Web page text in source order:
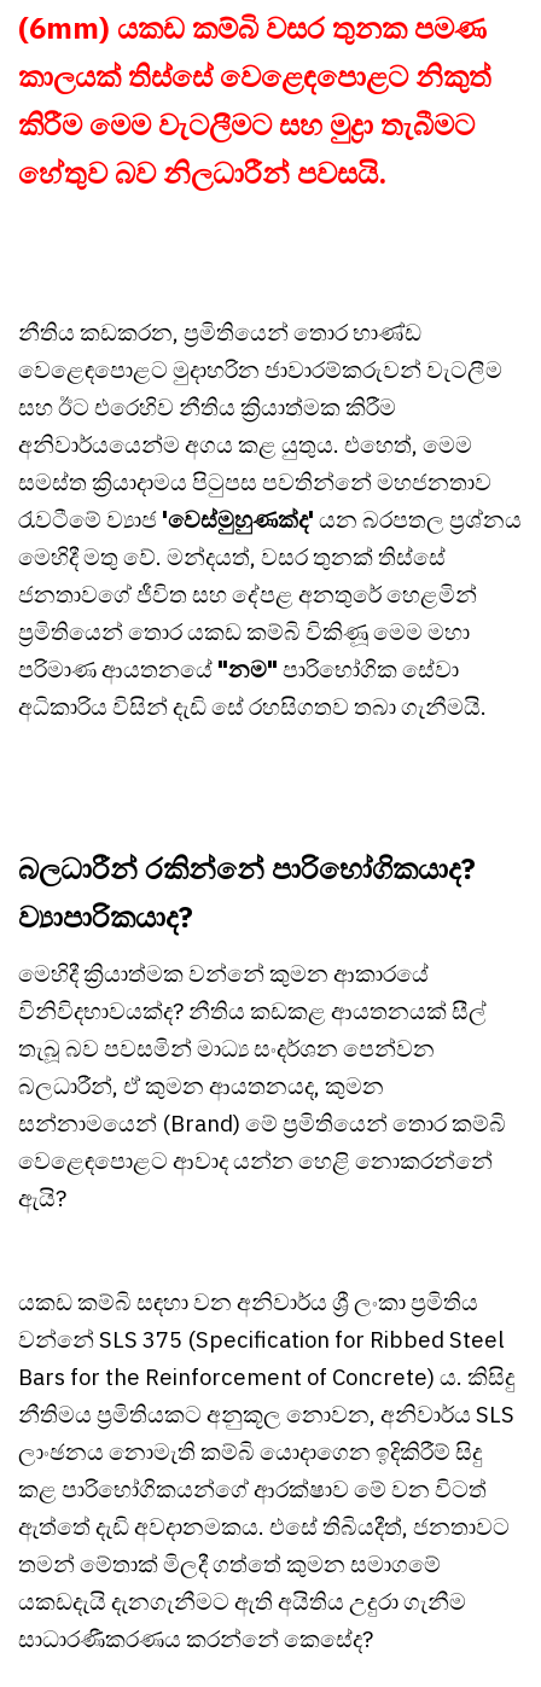
(6mm) යකඩ කම්බි වසර තුනක පමණ
කාලයක් තිස්සේ වෙළෙඳපොළට නිකුත්
කිරීම මෙම වැටලීමට සහ මුද්‍රා තැබීමට
හේතුව බව නිලධාරීන් පවසයි.
නීතිය කඩකරන, ප්‍රමිතියෙන් තොර භාණ්ඩ
වෙළෙඳපොළට මුදාහරින ජාවාරම්කරුවන් වැටලීම
සහ ඊට එරෙහිව නීතිය ක්‍රියාත්මක කිරීම
අනිවාර්යයෙන්ම අගය කළ යුතුය. එහෙත්, මෙම
සමස්ත ක්‍රියාදාමය පිටුපස පවතින්නේ මහජනතාව
රැවටීමේ ව්‍යාජ 'වෙස්මුහුණක්ද' යන බරපතල ප්‍රශ්නය
මෙහිදී මතු වේ. මන්දයත්, වසර තුනක් තිස්සේ
ජනතාවගේ ජීවිත සහ දේපළ අනතුරේ හෙළමින්
ප්‍රමිතියෙන් තොර යකඩ කම්බි විකිණූ මෙම මහා
පරිමාණ ආයතනයේ "නම" පාරිභෝගික සේවා
අධිකාරිය විසින් දැඩි සේ රහසිගතව තබා ගැනීමයි.
බලධාරීන් රකින්නේ පාරිභෝගිකයාද?
ව්‍යාපාරිකයාද?
මෙහිදී ක්‍රියාත්මක වන්නේ කුමන ආකාරයේ
විනිවිදභාවයක්ද? නීතිය කඩකළ ආයතනයක් සීල්
තැබූ බව පවසමින් මාධ්‍ය සංදර්ශන පෙන්වන
බලධාරීන්, ඒ කුමන ආයතනයද, කුමන
සන්නාමයෙන් (Brand) මේ ප්‍රමිතියෙන් තොර කම්බි
වෙළෙඳපොළට ආවාද යන්න හෙළි නොකරන්නේ
ඇයි?
යකඩ කම්බි සඳහා වන අනිවාර්ය ශ්‍රී ලංකා ප්‍රමිතිය
වන්නේ SLS 375 (Specification for Ribbed Steel
Bars for the Reinforcement of Concrete) ය. කිසිදු
නීතිමය ප්‍රමිතියකට අනුකූල නොවන, අනිවාර්ය SLS
ලාංඡනය නොමැති කම්බි යොදාගෙන ඉදිකිරීම් සිදු
කළ පාරිභෝගිකයන්ගේ ආරක්ෂාව මේ වන විටත්
ඇත්තේ දැඩි අවදානමකය. එසේ තිබියදීත්, ජනතාවට
තමන් මේතාක් මිලදී ගත්තේ කුමන සමාගමේ
යකඩදැයි දැනගැනීමට ඇති අයිතිය උදුරා ගැනීම
සාධාරණීකරණය කරන්නේ කෙසේද?